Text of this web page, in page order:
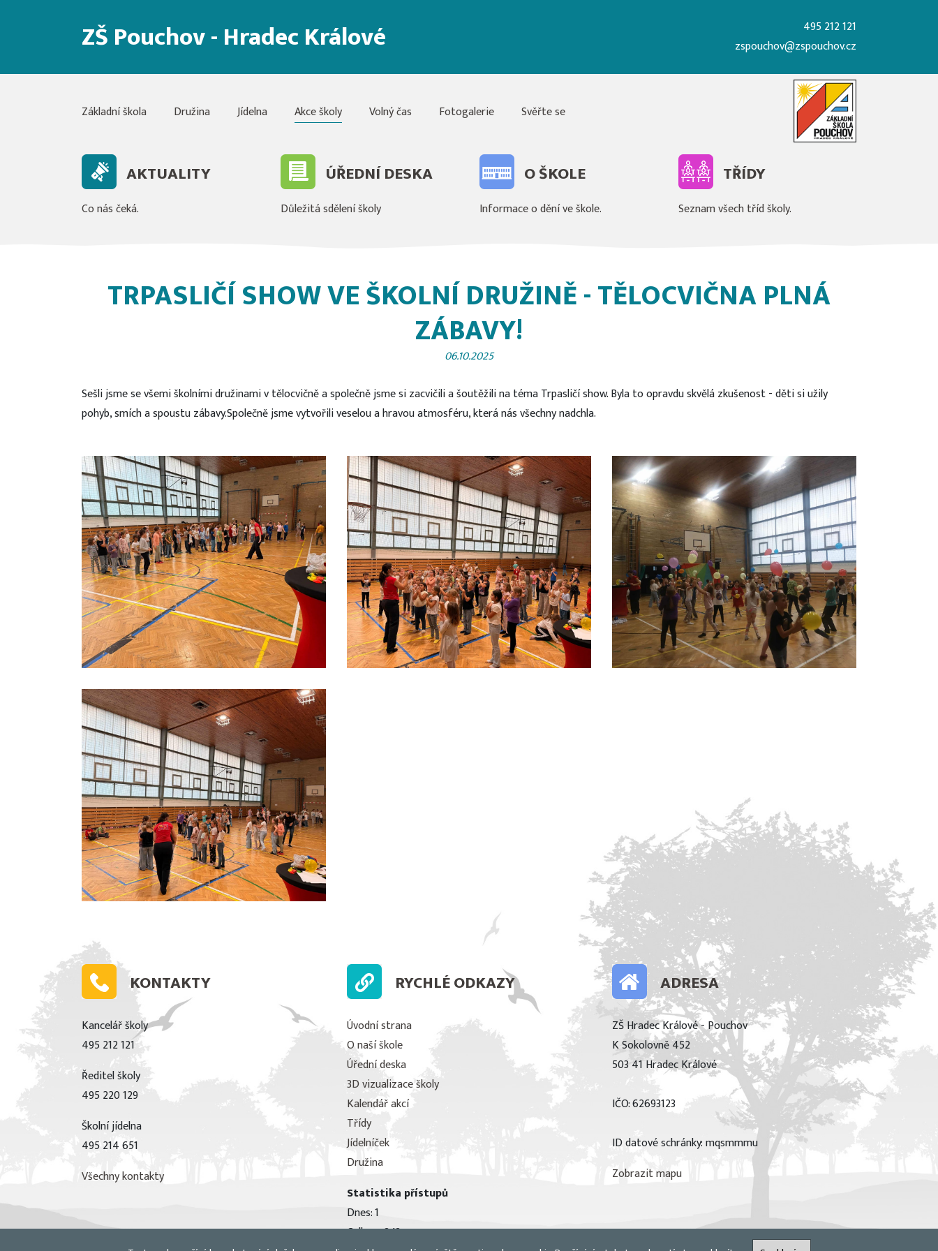
ZŠ Pouchov - Hradec Králové
495 212 121
zspouchov@zspouchov.cz
Základní škola Družina Jídelna Akce školy Volný čas Fotogalerie Svěřte se
AKTUALITY
Co nás čeká.
ÚŘEDNÍ DESKA
Důležitá sdělení školy
O ŠKOLE
Informace o dění ve škole.
TŘÍDY
Seznam všech tříd školy.
TRPASLIČÍ SHOW VE ŠKOLNÍ DRUŽINĚ - TĚLOCVIČNA PLNÁ
ZÁBAVY!
06.10.2025
Sešli jsme se všemi školními družinami v tělocvičně a společně jsme si zacvičili a šoutěžili na téma Trpasličí show. Byla to opravdu skvělá zkušenost - děti si užily
pohyb, smích a spoustu zábavy.Společně jsme vytvořili veselou a hravou atmosféru, která nás všechny nadchla.
KONTAKTY
Kancelář školy
495 212 121
Ředitel školy
495 220 129
Školní jídelna
495 214 651
Všechny kontakty
RYCHLÉ ODKAZY
Úvodní strana
O naší škole
Úřední deska
3D vizualizace školy
Kalendář akcí
Třídy
Jídelníček
Družina
Statistika přístupů
Dnes: 1
Celkem: 343
ADRESA
ZŠ Hradec Králové - Pouchov
K Sokolovně 452
503 41 Hradec Králové
IČO: 62693123
ID datové schránky: mqsmmmu
Zobrazit mapu